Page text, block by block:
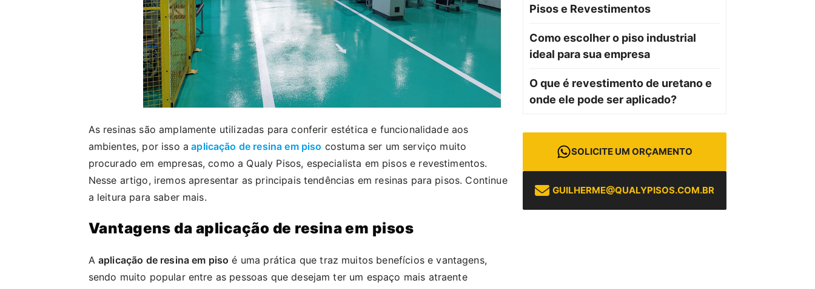
As resinas são amplamente utilizadas para conferir estética e funcionalidade aos
ambientes, por isso a aplicação de resina em piso costuma ser um serviço muito
procurado em empresas, como a Qualy Pisos, especialista em pisos e revestimentos.
Nesse artigo, iremos apresentar as principais tendências em resinas para pisos. Continue
a leitura para saber mais.
Vantagens da aplicação de resina em pisos
A aplicação de resina em piso é uma prática que traz muitos benefícios e vantagens,
sendo muito popular entre as pessoas que desejam ter um espaço mais atraente
Pisos e Revestimentos
Como escolher o piso industrial
ideal para sua empresa
O que é revestimento de uretano e
onde ele pode ser aplicado?
SOLICITE UM ORÇAMENTO
GUILHERME@QUALYPISOS.COM.BR